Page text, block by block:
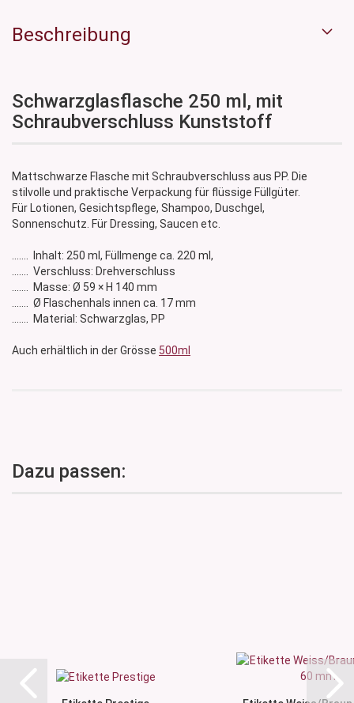
Beschreibung
Schwarzglasflasche 250 ml, mit
Schraubverschluss Kunststoff
Mattschwarze Flasche mit Schraubverschluss aus PP. Die
stilvolle und praktische Verpackung für flüssige Füllgüter.
Für Lotionen, Gesichtspflege, Shampoo, Duschgel,
Sonnenschutz. Für Dressing, Saucen etc.
....... Inhalt: 250 ml, Füllmenge ca. 220 ml,
....... Verschluss: Drehverschluss
....... Masse: Ø 59 × H 140 mm
....... Ø Flaschenhals innen ca. 17 mm
....... Material: Schwarzglas, PP
Auch erhältlich in der Grösse 500ml
Dazu passen: